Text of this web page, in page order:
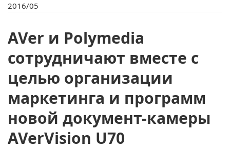
2016/05
AVer и Polymedia
сотрудничают вместе с
целью организации
маркетинга и программ
новой документ-камеры
AVerVision U70